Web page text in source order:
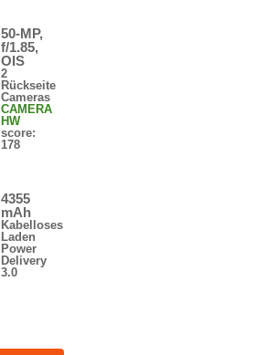
50-MP,
f/1.85,
OIS
2
Rückseite
Cameras
CAMERA
HW
score:
178
4355
mAh
Kabelloses
Laden
Power
Delivery
3.0